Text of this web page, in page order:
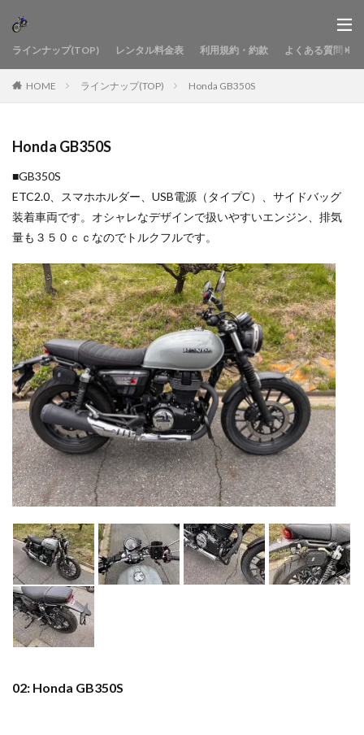
ラインナップ(TOP) レンタル料金表 利用規約・約款 よくある質問
HOME ラインナップ(TOP) Honda GB350S
Honda GB350S
■GB350S
ETC2.0、スマホホルダー、USB電源（タイプC）、サイドバッグ
装着車両です。オシャレなデザインで扱いやすいエンジン、排気
量も３５０ｃｃなのでトルクフルです。
02: Honda GB350S